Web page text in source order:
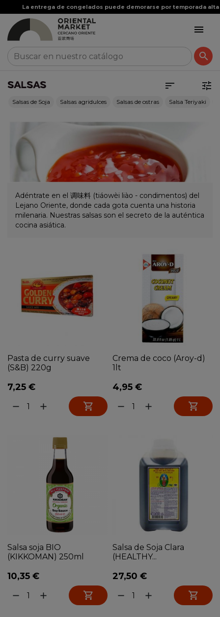


SALSAS  
Salsas de Soja Salsas agridulces Salsas de ostras Salsa Teriyaki
Adéntrate en el 调味料 (tiáowèi liào - condimentos) del
Lejano Oriente, donde cada gota cuenta una historia
milenaria. Nuestras salsas son el secreto de la auténtica
cocina asiática.
Pasta de curry suave
(S&B) 220g
7,25 €
remove add 
Crema de coco (Aroy-d)
1lt
4,95 €
remove add 
Salsa soja BIO
(KIKKOMAN) 250ml
10,35 €
remove add 
Salsa de Soja Clara
(HEALTHY...
27,50 €
remove add 